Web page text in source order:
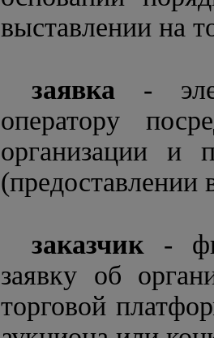
выставлении на
заявка -
оператору
организации и
(предоставлении
заказчик -
заявку об
торговой